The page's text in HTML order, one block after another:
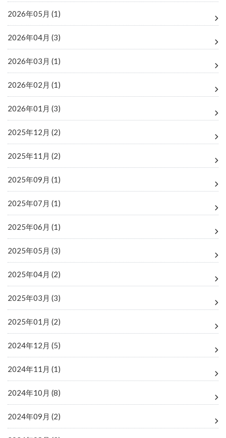
2026年05月 (1)
2026年04月 (3)
2026年03月 (1)
2026年02月 (1)
2026年01月 (3)
2025年12月 (2)
2025年11月 (2)
2025年09月 (1)
2025年07月 (1)
2025年06月 (1)
2025年05月 (3)
2025年04月 (2)
2025年03月 (3)
2025年01月 (2)
2024年12月 (5)
2024年11月 (1)
2024年10月 (8)
2024年09月 (2)